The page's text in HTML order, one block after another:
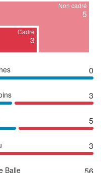
Cadré
3
Non cadré
5
0
3
5
3
Balle 56